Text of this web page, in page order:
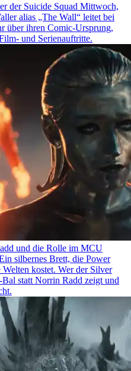
der Suicide Squad Mittwoch,
alias „The Wall“ leitet bei
über ihren Comic-Ursprung,
und Serienauftritte.
und die Rolle im MCU
silbernes Brett, die Power
kostet. Wer der Silver
statt Norrin Radd zeigt und